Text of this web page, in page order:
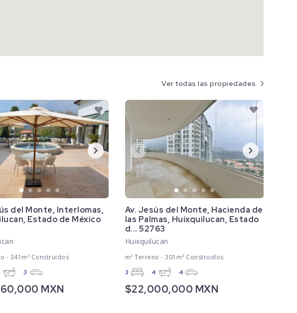
del Monte, Interlomas,
Estado de México
- 341m² Construidos
3
MXN
Av. Jesús del Monte, Hacienda de
las Palmas, Huixquilucan, Estado
d... 52763
Huixquilucan
m² Terreno - 301m² Construidos
3 4 4
$22,000,000 MXN
Ver todas las propiedades